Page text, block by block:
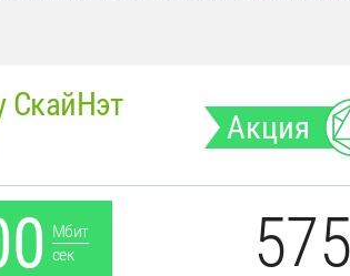
СкайНэт
Акция
Мбит
сек
575